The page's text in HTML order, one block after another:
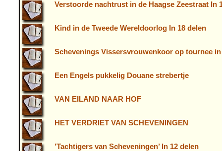
Verstoorde nachtrust in de Haagse Zeestraat In
Kind in de Tweede Wereldoorlog In 18 delen
Schevenings Vissersvrouwenkoor op tournee
Een Engels pukkelig Douane strebertje
VAN EILAND NAAR HOF
HET VERDRIET VAN SCHEVENINGEN
’Tachtigers van Scheveningen’ In 12 delen